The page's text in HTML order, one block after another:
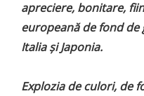
apreciere, bonitare,
europeană de fond de
Italia şi Japonia.
Explozia de culori, de